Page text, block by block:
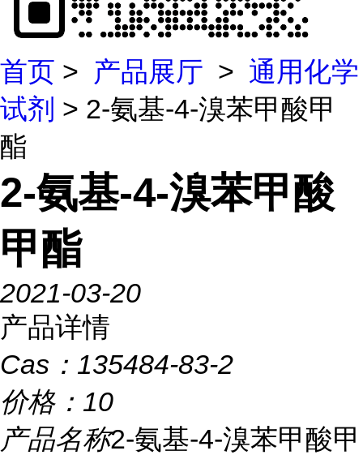
首页 > 产品展厅 > 通用化学
试剂 > 2-氨基-4-溴苯甲酸甲
酯
2-氨基-4-溴苯甲酸
甲酯
2021-03-20
产品详情
Cas： 135484-83-2
价格： 10
产品名称2-氨基-4-溴苯甲酸甲